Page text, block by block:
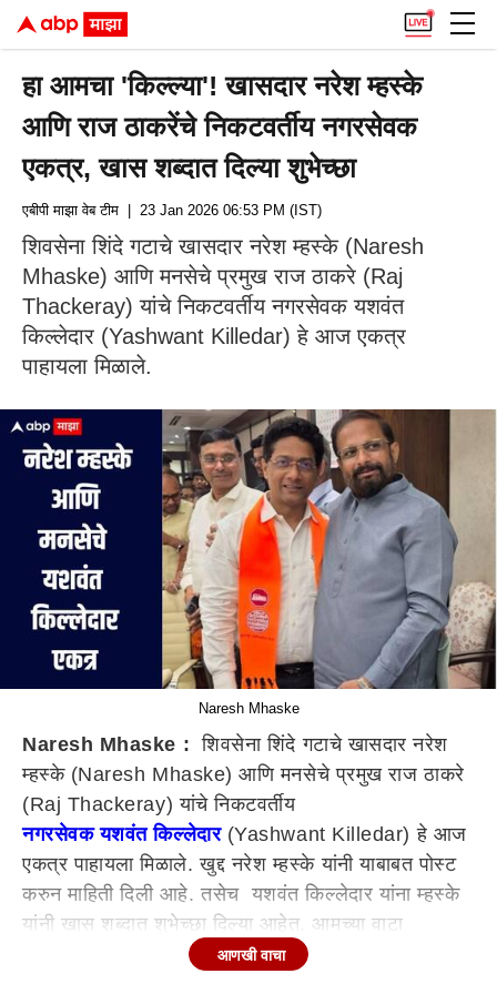
हा आमचा 'किल्ल्या'! खासदार नरेश म्हस्के
आणि राज ठाकरेंचे निकटवर्तीय नगरसेवक
एकत्र, खास शब्दात दिल्या शुभेच्छा
एबीपी माझा वेब टीम | 23 Jan 2026 06:53 PM (IST)
शिवसेना शिंदे गटाचे खासदार नरेश म्हस्के (Naresh
Mhaske) आणि मनसेचे प्रमुख राज ठाकरे (Raj
Thackeray) यांचे निकटवर्तीय नगरसेवक यशवंत
किल्लेदार (Yashwant Killedar) हे आज एकत्र
पाहायला मिळाले.
Naresh Mhaske
Naresh Mhaske : शिवसेना शिंदे गटाचे खासदार नरेश
म्हस्के (Naresh Mhaske) आणि मनसेचे प्रमुख राज ठाकरे
(Raj Thackeray) यांचे निकटवर्तीय
नगरसेवक यशवंत किल्लेदार(Yashwant Killedar) हे आज
एकत्र पाहायला मिळाले. खुद्द नरेश म्हस्के यांनी याबाबत पोस्ट
करुन माहिती दिली आहे. तसेच यशवंत किल्लेदार यांना म्हस्के
यांनी खास शब्दात शुभेच्छा दिल्या आहेत. आमच्या वाटा
वेगवेगळ्या झाल्या. दोघेही राजकीय क्षेत्रात असलो तरीही पक्ष
आणखी वाचा